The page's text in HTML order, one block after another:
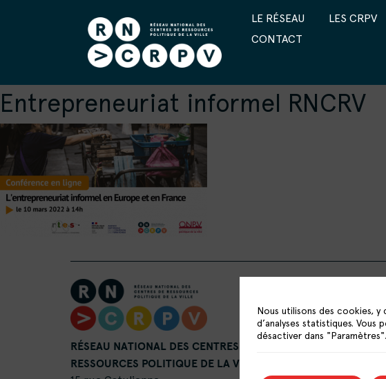
LE RÉSEAU LES CRPV
CONTACT
Entrepreneuriat informel RNCRV
RÉSEAU NATIONAL DES CENTRES DE
RESSOURCES POLITIQUE DE LA VILLE
Nous utilisons des cookies,
d’analyses statistiques. Vous
désactiver dans "Paramètres".